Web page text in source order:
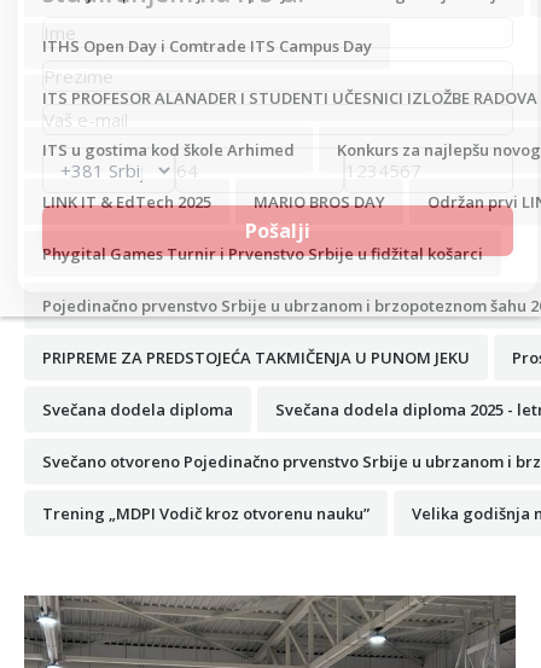
ITHS Open Day i Comtrade ITS Campus Day
ITS PROFESOR ALANADER I STUDENTI UČESNICI IZLOŽBE
ITS u gostima kod škole Arhimed Konkurs za najlepšu
LINK IT & EdTech 2025 MARIO BROS DAY Održan prvi
Phygital Games Turnir i Prvenstvo Srbije u fidžital košarci
Pojedinačno prvenstvo Srbije u ubrzanom i brzopoteznom šahu
PRIPREME ZA PREDSTOJEĆA TAKMIČENJA U PUNOM JEKU
Svečana dodela diploma Svečana dodela diploma 2025 -
Svečano otvoreno Pojedinačno prvenstvo Srbije u ubrzanom i
Trening „MDPI Vodič kroz otvorenu nauku” Velika godišnja